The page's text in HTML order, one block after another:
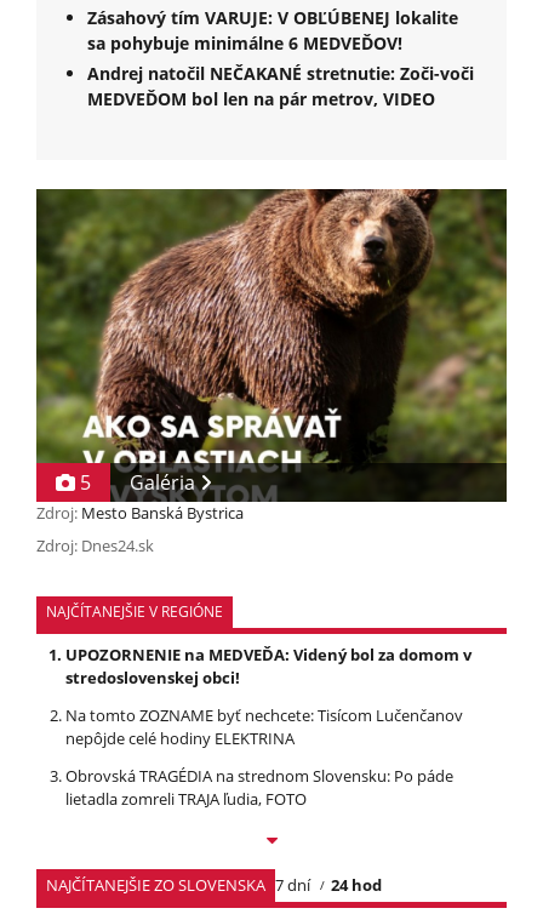
Zásahový tím VARUJE: V OBĽÚBENEJ lokalite
sa pohybuje minimálne 6 MEDVEĎOV!
Andrej natočil NEČAKANÉ stretnutie: Zoči-voči
MEDVEĎOM bol len na pár metrov, VIDEO
5 Galéria
Zdroj: Mesto Banská Bystrica
Zdroj: Dnes24.sk
NAJČÍTANEJŠIE V REGIÓNE
UPOZORNENIE na MEDVEĎA: Videný bol za domom v
stredoslovenskej obci!
Na tomto ZOZNAME byť nechcete: Tisícom Lučenčanov
nepôjde celé hodiny ELEKTRINA
Obrovská TRAGÉDIA na strednom Slovensku: Po páde
lietadla zomreli TRAJA ľudia, FOTO
NAJČÍTANEJŠIE ZO SLOVENSKA 7 dní
24 hod